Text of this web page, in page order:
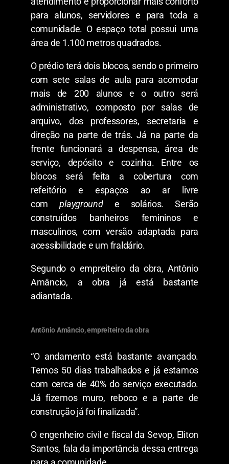
para alunos, servidores e para toda a
comunidade. O espaço total possui uma
área de 1.100 metros quadrados.
O prédio terá dois blocos, sendo o primeiro
com sete salas de aula para acomodar
mais de 200 alunos e o outro será
administrativo, composto por salas de
arquivo, dos professores, secretaria e
direção na parte de trás. Já na parte da
frente funcionará a despensa, área de
serviço, depósito e cozinha. Entre os
blocos será feita a cobertura com
refeitório e espaços ao ar livre
complayground e solários. Serão
construídos banheiros femininos e
masculinos, com versão adaptada para
acessibilidade e um fraldário.
Segundo o empreiteiro da obra, Antônio
Amâncio, a obra já está bastante
adiantada.
Antônio Amâncio, empreiteiro da obra
“O andamento está bastante avançado.
Temos 50 dias trabalhados e já estamos
com cerca de 40% do serviço executado.
Já fizemos muro, reboco e a parte de
construção já foi finalizada”.
O engenheiro civil e fiscal da Sevop, Eliton
Santos, fala da importância dessa entrega